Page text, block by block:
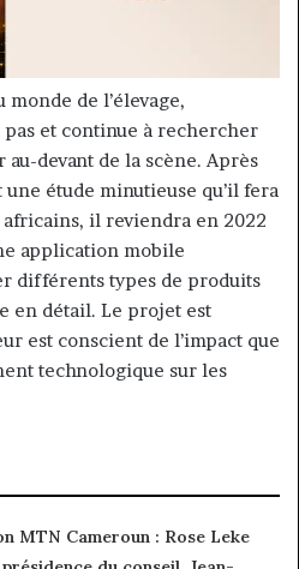
de l’élevage,
pas et continue à rechercher
devant de la scène. Après
étude minutieuse qu’il fera
africains, il reviendra en 2022
application mobile
différents types de produits
en détail. Le projet est
est conscient de l’impact que
technologique sur les
MTN Cameroun : Rose Leke